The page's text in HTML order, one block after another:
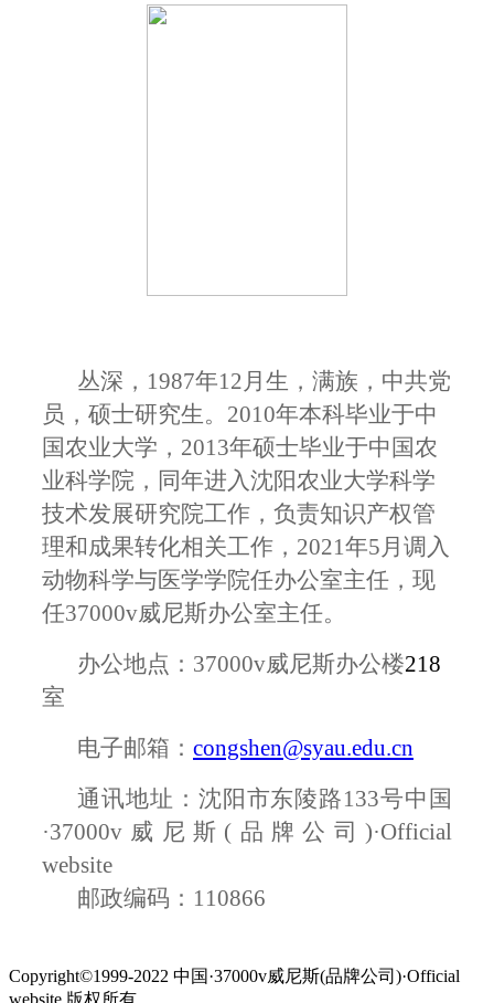
丛深， 1987年12月生，满族，中共党
员，硕士研究生。 2010年本科毕业于中
国农业大学， 2013年硕士毕业于中国农
业科学院，同年进入沈阳农业大学科学
技术发展研究院工作，负责知识产权管
理和成果转化相关工作， 2021年5月调入
动物科学与医学学院任办公室主任，现
任37000v威尼斯办公室主任。
办公地点：37000v威尼斯办公楼218
室
电子邮箱： congshen@syau.edu.cn
通讯地址：沈阳市东陵路133号中国
·37000v威尼斯(品牌公司)·Official
website
邮政编码： 110866
Copyright©1999-2022 中国·37000v威尼斯(品牌公司)·Official
website 版权所有